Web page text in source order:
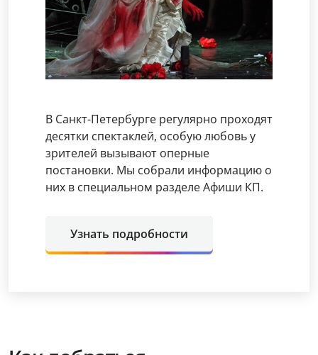
В Санкт-Петербурге регулярно проходят
десятки спектаклей, особую любовь у
зрителей вызывают оперные
постановки. Мы собрали информацию о
них в специальном разделе Афиши КП.
Узнать подробности